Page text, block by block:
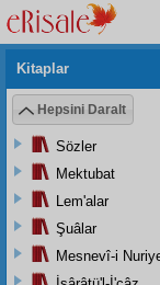
Kitaplar
Hepsini Daralt
Sözler
Mektubat
Lem'alar
Şuâlar
Mesnevî-i